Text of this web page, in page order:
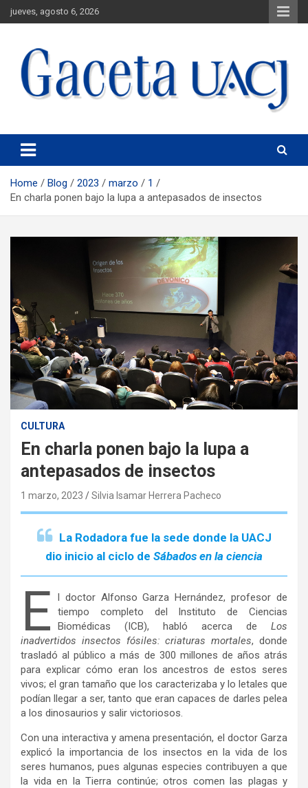
jueves, agosto 6, 2026
Gaceta UACJ
Home Blog 2023 marzo
1
En charla ponen bajo la lupa a antepasados de insectos
CULTURA
En charla ponen bajo la lupa a
antepasados de insectos
1 marzo, 2023 Silvia Isamar Herrera Pacheco
La Rodadora fue la sede donde la UACJ
dio inicio al ciclo de Sábados en la ciencia
E
l doctor Alfonso Garza Hernández, profesor de
tiempo completo del Instituto de Ciencias
Biomédicas (ICB), habló acerca de Los
inadvertidos insectos fósiles: criaturas mortales, donde
trasladó al público a más de 300 millones de años atrás
para explicar cómo eran los ancestros de estos seres
vivos; el gran tamaño que los caracterizaba y lo letales que
podían llegar a ser, tanto que eran capaces de darles pelea
a los dinosaurios y salir victoriosos.
Con una interactiva y amena presentación, el doctor Garza
explicó la importancia de los insectos en la vida de los
seres humanos, pues algunas especies contribuyen a que
la vida en la Tierra continúe; otros comen las plagas y